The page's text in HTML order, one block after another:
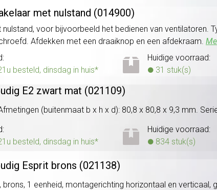
met nulstand (014900)
voor bijvoorbeeld het bedienen van ventilatoren.
Afdekken met een draaiknop en een afdekraam.
besteld, dinsdag in huis*
Huidige voorraad:
31 stuk(s)
E2 zwart mat (021109)
(buitenmaat b x h x d): 80,8 x 80,8 x 9,3 mm.
besteld, dinsdag in huis*
Huidige voorraad:
834 stuk(s)
Esprit brons (021138)
1 eenheid, montagerichting horizontaal en verticaal,